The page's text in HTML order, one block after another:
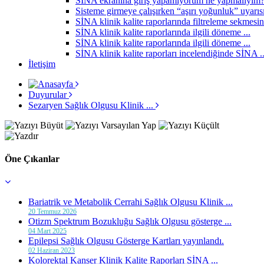
Sisteme girmeye çalışırken “aşırı yoğunluk”
SİNA klinik kalite raporlarında filtreleme
SİNA klinik kalite raporlarında ilgili döneme ...
SİNA klinik kalite raporlarında ilgili döneme ...
SİNA klinik kalite raporları incelendiğinde SİNA
İletişim
Duyurular
Sezaryen Sağlık Olgusu Klinik ...
Öne Çıkanlar
Bariatrik ve Metabolik Cerrahi Sağlık Olgusu Klinik ...
20 Temmuz 2026
Otizm Spektrum Bozukluğu Sağlık Olgusu gösterge ...
04 Mart 2025
Epilepsi Sağlık Olgusu Gösterge Kartları yayınlandı.
02 Haziran 2023
Kolorektal Kanser Klinik Kalite Raporları SİNA ...